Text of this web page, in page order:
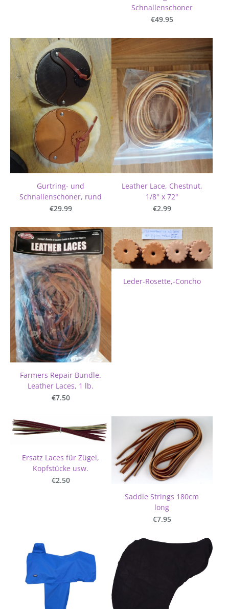
Schnallenschoner
€49.95
Gurtring- und
Schnallenschoner, rund
€29.99
Leather Lace, Chestnut,
1/8" x 72"
€2.99
Farmers Repair Bundle.
Leather Laces, 1 lb.
€7.50
Leder-Rosette,-Concho
Ersatz Laces für Zügel,
Kopfstücke usw.
€2.50
Saddle Strings 180cm
long
€7.95